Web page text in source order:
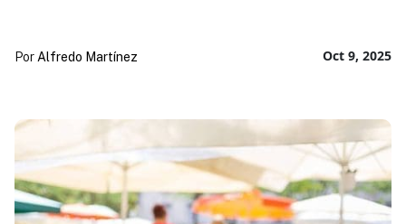
Oct 9, 2025
Por Alfredo Martínez